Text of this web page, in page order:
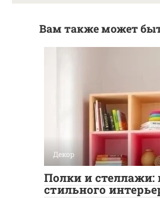
Вам также может
Декор
Полки и стеллажи:
стильного